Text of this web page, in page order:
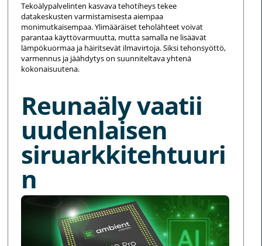
Tekoälypalvelinten kasvava tehotiheys tekee
datakeskusten varmistamisesta aiempaa
monimutkaisempaa. Ylimääräiset teholähteet voivat
parantaa käyttövarmuutta, mutta samalla ne lisäävät
lämpökuormaa ja häiritsevät ilmavirtoja. Siksi tehonsyöttö,
varmennus ja jäähdytys on suunniteltava yhtenä
kokonaisuutena.
Reunaäly vaatii
uudenlaisen
siruarkkitehtuuri
n